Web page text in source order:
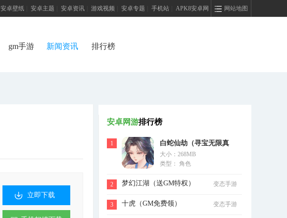
网站地图
安卓壁纸 安卓主题 安卓资讯 游戏视频 安卓专题 手机站 APK8安卓网
gm手游 新闻资讯 排行榜
立即下载
安卓网游排行榜
1
白蛇仙劫（寻宝无限真
充）
大小：268MB
类型： 角色
2 梦幻江湖（送GM特权） 变态手游
3 十虎（GM免费领） 变态手游